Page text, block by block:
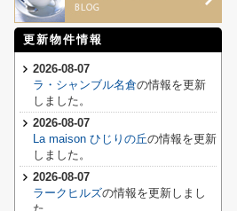
更新物件情報
2026-08-07
ラ・シャンブル名倉の情報を更新
しました。
2026-08-07
La maison ひじりの丘の情報を更新
しました。
2026-08-07
ラークヒルズの情報を更新しまし